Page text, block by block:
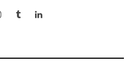
InstagramTumblrLinkedIn